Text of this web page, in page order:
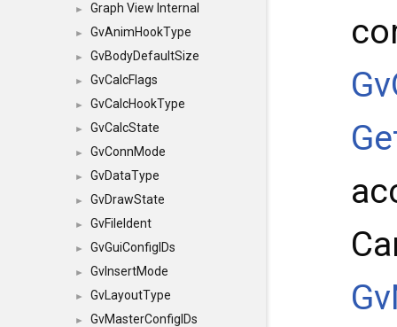
► Graph View Internal
► GvAnimHookType
► GvBodyDefaultSize
► GvCalcFlags
► GvCalcHookType
► GvCalcState
► GvConnMode
► GvDataType
► GvDrawState
► GvFileIdent
► GvGuiConfigIDs
► GvInsertMode
► GvLayoutType
► GvMasterConfigIDs